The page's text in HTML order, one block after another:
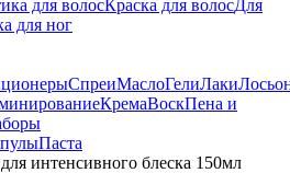
для волосКраска для волосДля
для ног
СпреиМаслоГелиЛаки
КремаВоскПена и
Паста
интенсивного блеска 150мл